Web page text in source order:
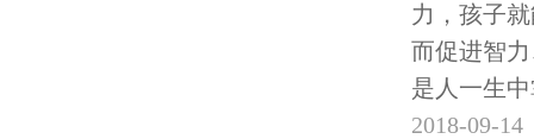
力，孩子
而促进智
是人一生
2018-09-14